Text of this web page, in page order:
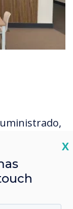
GLA en:
22 x 55”
digital
para
X